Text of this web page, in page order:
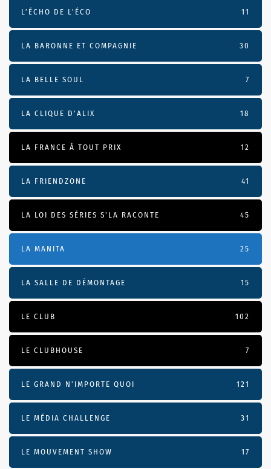
L’ÉCHO DE L’ÉCO 11
LA BARONNE ET COMPAGNIE 30
LA BELLE SOUL 7
LA CLIQUE D'ALIX 18
LA FRANCE À TOUT PRIX 12
LA FRIENDZONE 41
LA LOI DES SÉRIES S'LA RACONTE 45
LA MANITA 25
LA SALLE DE DÉMONTAGE 15
LE CLUB 102
LE CLUBHOUSE 7
LE GRAND N’IMPORTE QUOI 121
LE MÉDIA CHALLENGE 31
LE MOUVEMENT SHOW 17